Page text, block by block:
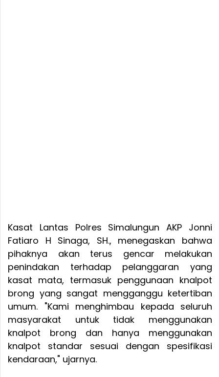
Kasat Lantas Polres Simalungun AKP Jonni
Fatiaro H Sinaga, SH., menegaskan bahwa
pihaknya akan terus gencar melakukan
penindakan terhadap pelanggaran yang
kasat mata, termasuk penggunaan knalpot
brong yang sangat mengganggu ketertiban
umum. "Kami menghimbau kepada seluruh
masyarakat untuk tidak menggunakan
knalpot brong dan hanya menggunakan
knalpot standar sesuai dengan spesifikasi
kendaraan," ujarnya.